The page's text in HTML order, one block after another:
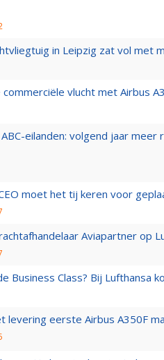
in Leipzig zat vol met
vlucht met Airbus
eilanden: volgend jaar meer
moet het tij keren voor
Aviapartner op
Business Class? Bij Lufthansa
levering eerste Airbus A350F